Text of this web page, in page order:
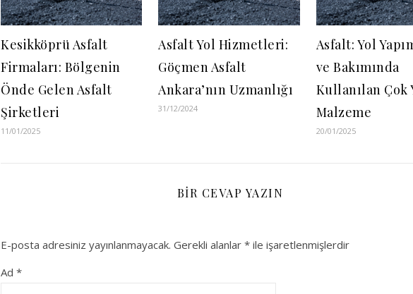
Kesikköprü Asfalt
Firmaları: Bölgenin
Önde Gelen Asfalt
Şirketleri
11/01/2025
Asfalt Yol Hizmetleri:
Göçmen Asfalt
Ankara’nın Uzmanlığı
31/12/2024
Asfalt: Yol
ve Bakımında
Kullanılan Çok
Malzeme
20/01/2025
BIR CEVAP YAZIN
E-posta adresiniz yayınlanmayacak. Gerekli alanlar * ile işaretlenmişlerdir
Ad *